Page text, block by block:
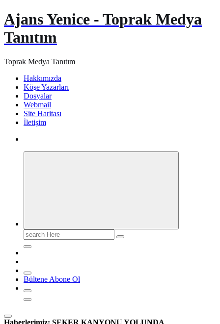
Ajans Yenice - Toprak Medya
Tanıtım
Toprak Medya Tanıtım
Hakkımızda
Köşe Yazarları
Dosyalar
Webmail
Site Haritası
İletişim
Search
for:
Bültene Abone Ol
Haberlerimiz: ŞEKER KANYONU YOLUNDA